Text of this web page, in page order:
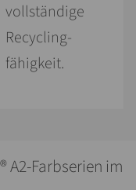
vollständige
Recycling­
fähigkeit.
A2-Farbserien im